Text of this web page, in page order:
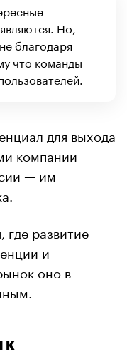
Но,
благодаря
что команды
для выхода
компании
— им
где развитие
и
оно в
к